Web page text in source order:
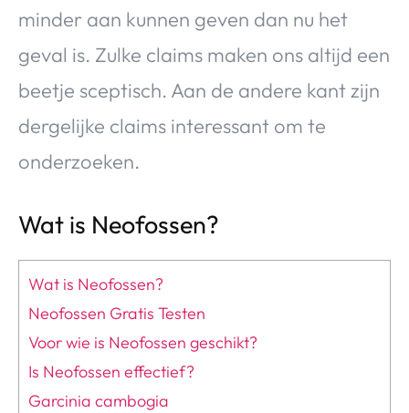
minder aan kunnen geven dan nu het
geval is. Zulke claims maken ons altijd een
beetje sceptisch. Aan de andere kant zijn
dergelijke claims interessant om te
onderzoeken.
Wat is Neofossen?
Wat is Neofossen?
Neofossen Gratis Testen
Voor wie is Neofossen geschikt?
Is Neofossen effectief?
Garcinia cambogia